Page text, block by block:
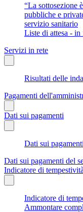
“La sottosezione
pubbliche e
servizio sanitario
Liste di attesa -
Servizi in rete
Risultati delle
Pagamenti
Dati sui pagamenti
Dati sui
Dati sui pagamenti del
Indicatore di
Indicatore di
Ammontare